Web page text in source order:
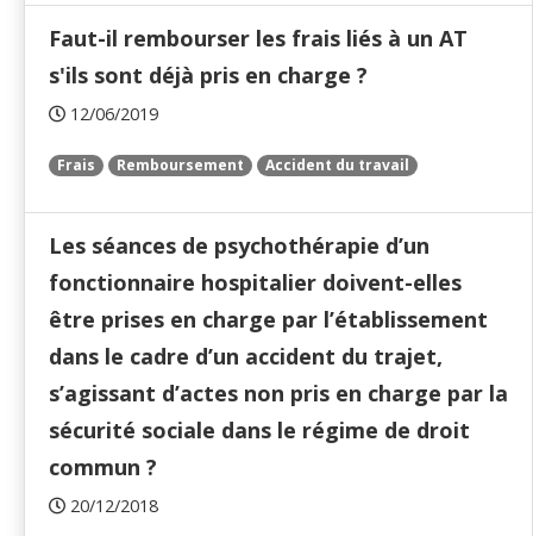
Faut-il rembourser les frais liés à un AT
s'ils sont déjà pris en charge ?
12/06/2019
Frais Remboursement Accident du travail
Les séances de psychothérapie d’un
fonctionnaire hospitalier doivent-elles
être prises en charge par l’établissement
dans le cadre d’un accident du trajet,
s’agissant d’actes non pris en charge par la
sécurité sociale dans le régime de droit
commun ?
20/12/2018